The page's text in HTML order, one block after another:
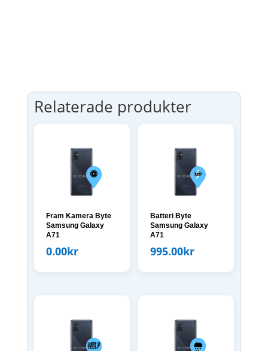
Relaterade produkter
Fram Kamera Byte
Samsung Galaxy
A71
0.00kr
Batteri Byte
Samsung Galaxy
A71
995.00kr